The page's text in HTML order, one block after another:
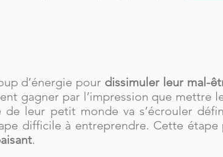
d’énergie pour dissimuler leur mal-
gagner par l’impression que mettre
leur petit monde va s’écrouler
difficile à entreprendre. Cette étape
.